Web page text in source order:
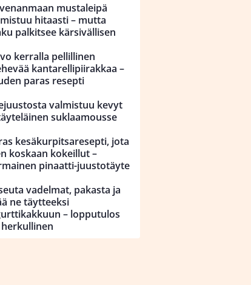
mustaleipä
hitaasti – mutta
palkitsee kärsivällisen
kerralla pellillinen
kantarellipiirakkaa –
paras resepti
valmistuu kevyt
suklaamousse
kesäkurpitsaresepti, jota
koskaan kokeillut –
pinaatti-juustotäyte
vadelmat, pakasta ja
ne täytteeksi
– lopputulos